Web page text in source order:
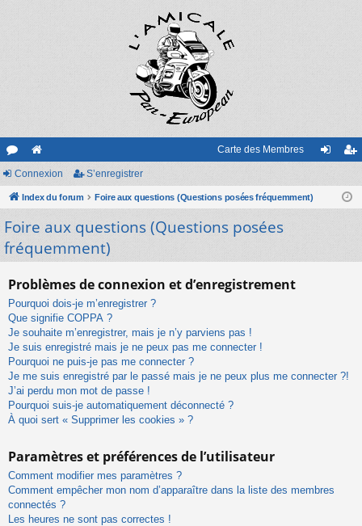
or
u
m
s
e
sit
e
Carte des Membres
nr
Connexion S’enregistrer
Index du forum Foire aux questions (Questions posées fréquemment)
Foire aux questions (Questions posées
fréquemment)
Problèmes de connexion et d’enregistrement
Pourquoi dois-je m’enregistrer ?
Que signifie COPPA ?
Je souhaite m’enregistrer, mais je n’y parviens pas !
Je suis enregistré mais je ne peux pas me connecter !
Pourquoi ne puis-je pas me connecter ?
Je me suis enregistré par le passé mais je ne peux plus me connecter ?!
J’ai perdu mon mot de passe !
Pourquoi suis-je automatiquement déconnecté ?
À quoi sert « Supprimer les cookies » ?
Paramètres et préférences de l’utilisateur
Comment modifier mes paramètres ?
Comment empêcher mon nom d’apparaître dans la liste des membres
connectés ?
Les heures ne sont pas correctes !